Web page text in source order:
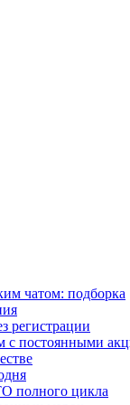
чатом: подборка
регистрации
с постоянными
полного цикла